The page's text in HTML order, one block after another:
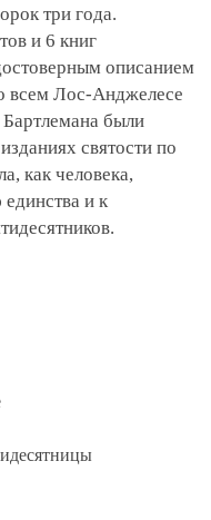
три года.
и 6 книг
описанием
всем Лос-Анджелесе
были
святости по
как человека,
и к